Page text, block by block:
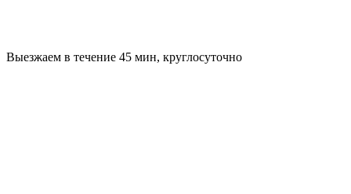
Выезжаем в течение 45 мин, круглосуточно